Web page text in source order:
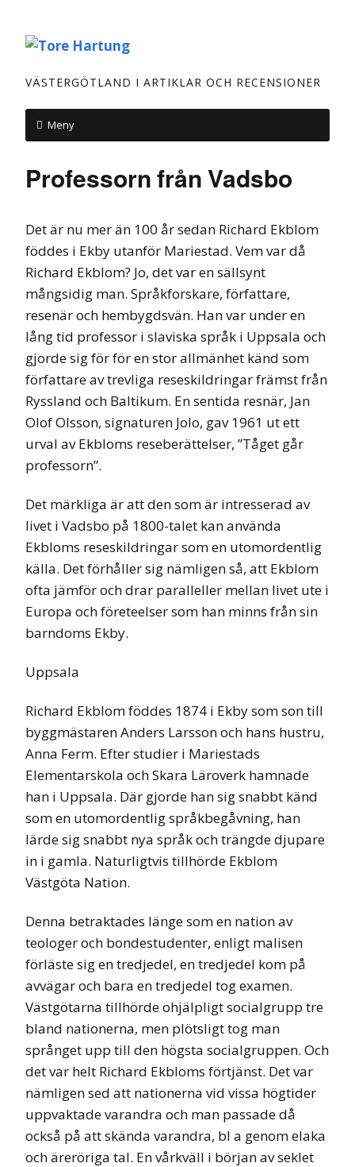
VÄSTERGÖTLAND I ARTIKLAR OCH RECENSIONER
Meny
Professorn från Vadsbo
Det är nu mer än 100 år sedan Richard Ekblom
föddes i Ekby utanför Mariestad. Vem var då
Richard Ekblom? Jo, det var en sällsynt
mångsidig man. Språkforskare, författare,
resenär och hembygdsvän. Han var under en
lång tid professor i slaviska språk i Uppsala och
gjorde sig för för en stor allmänhet känd som
författare av trevliga reseskildringar främst från
Ryssland och Baltikum. En sentida resnär, Jan
Olof Olsson, signaturen Jolo, gav 1961 ut ett
urval av Ekbloms reseberättelser, ”Tåget går
professorn”.
Det märkliga är att den som är intresserad av
livet i Vadsbo på 1800-talet kan använda
Ekbloms reseskildringar som en utomordentlig
källa. Det förhåller sig nämligen så, att Ekblom
ofta jämför och drar paralleller mellan livet ute i
Europa och företeelser som han minns från sin
barndoms Ekby.
Uppsala
Richard Ekblom föddes 1874 i Ekby som son till
byggmästaren Anders Larsson och hans hustru,
Anna Ferm. Efter studier i Mariestads
Elementarskola och Skara Läroverk hamnade
han i Uppsala. Där gjorde han sig snabbt känd
som en utomordentlig språkbegåvning, han
lärde sig snabbt nya språk och trängde djupare
in i gamla. Naturligtvis tillhörde Ekblom
Västgöta Nation.
Denna betraktades länge som en nation av
teologer och bondestudenter, enligt malisen
förläste sig en tredjedel, en tredjedel kom på
avvägar och bara en tredjedel tog examen.
Västgötarna tillhörde ohjälpligt socialgrupp tre
bland nationerna, men plötsligt tog man
språnget upp till den högsta socialgruppen. Och
det var helt Richard Ekbloms förtjänst. Det var
nämligen sed att nationerna vid vissa högtider
uppvaktade varandra och man passade då
också på att skända varandra, bl a genom elaka
och äreröriga tal. En vårkväll i början av seklet